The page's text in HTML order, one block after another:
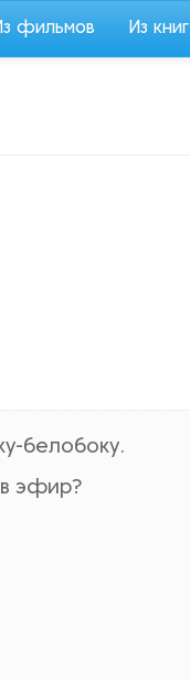
фильмов Из книг
белобоку.
эфир?